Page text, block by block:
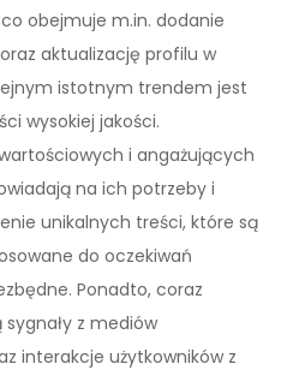
obejmuje m.in. dodanie
aktualizację profilu w
istotnym trendem jest
wysokiej jakości.
i angażujących
na ich potrzeby i
unikalnych treści, które są
do oczekiwań
Ponadto, coraz
z mediów
interakcje użytkowników z